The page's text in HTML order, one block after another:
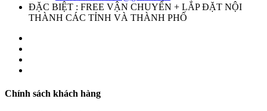
ĐẶC BIỆT : FREE VẬN CHUYỂN + LẮP ĐẶT NỘI
THÀNH CÁC TỈNH VÀ THÀNH PHỐ
Chính sách khách hàng